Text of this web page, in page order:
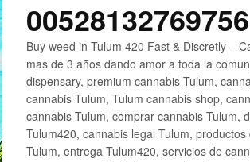
Buy weed in Tulum 420 Fast & Discretly –
mas de 3 años dando amor a toda la
dispensary, premium cannabis Tulum,
cannabis Tulum, Tulum cannabis shop,
cannabis Tulum, comprar cannabis Tulum,
Tulum420, cannabis legal Tulum,
Tulum, entrega Tulum420, servicios de